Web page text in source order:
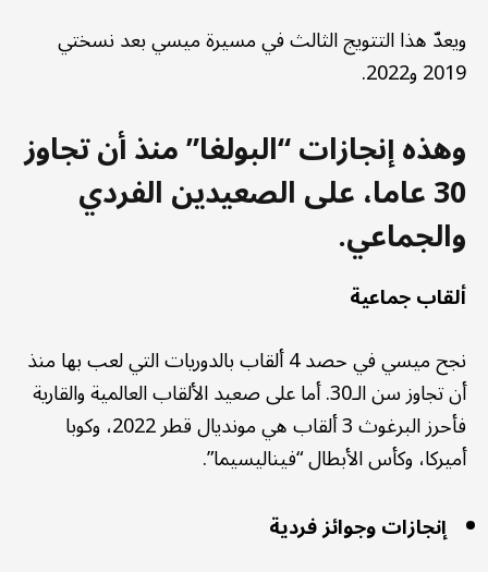
ويعدّ هذا التتويج الثالث في مسيرة ميسي بعد نسختي
2019 و2022.
وهذه إنجازات “البولغا” منذ أن تجاوز
30 عاما، على الصعيدين الفردي
والجماعي.
ألقاب جماعية
نجح ميسي في حصد 4 ألقاب بالدوريات التي لعب بها منذ
أن تجاوز سن الـ30. أما على صعيد الألقاب العالمية والقارية
فأحرز البرغوث 3 ألقاب هي مونديال قطر 2022، وكوبا
أميركا، وكأس الأبطال “فيناليسيما”.
إنجازات وجوائز فردية